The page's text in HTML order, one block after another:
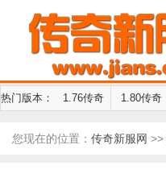
热门版本： 1.76传奇 1.80传奇
您现在的位置： 传奇新服网 >>